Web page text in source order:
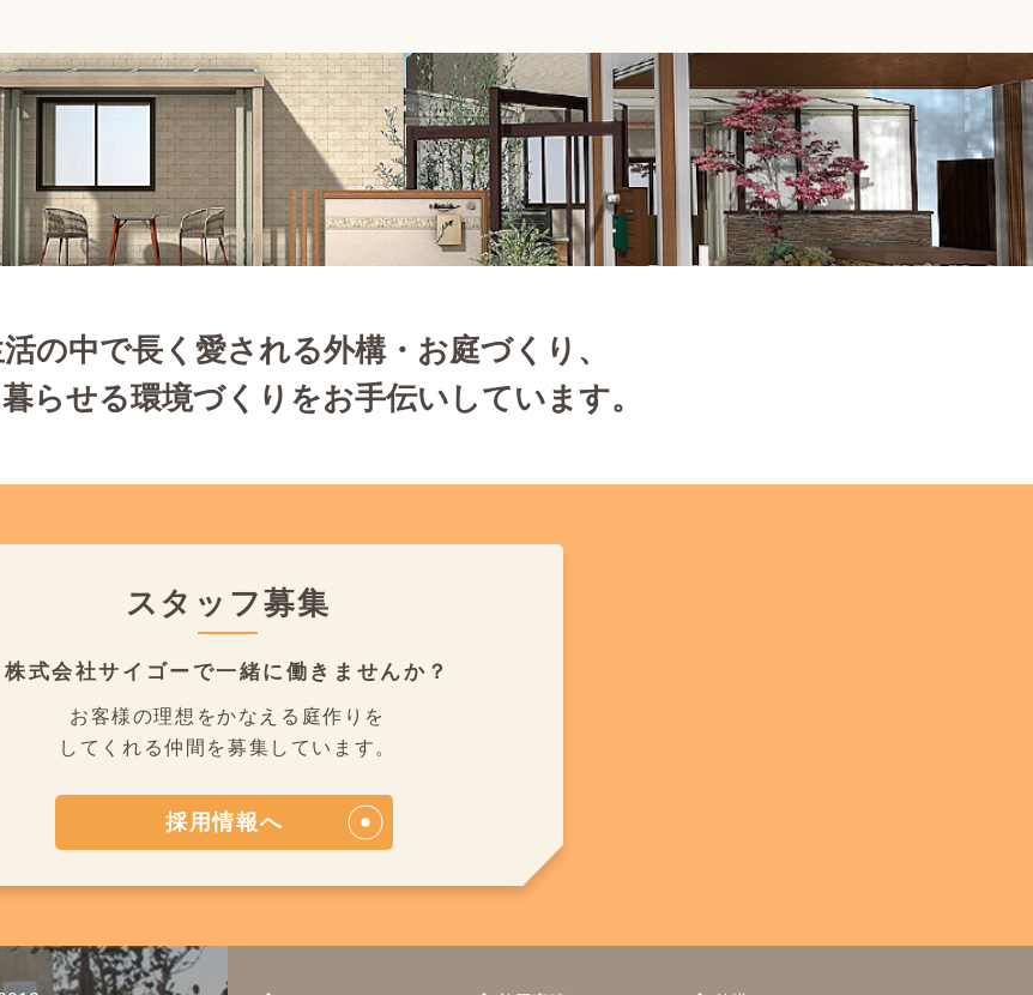
の中で長く愛される外構・お庭づくり、
らせる環境づくりをお手伝いしています。
スタッフ募集
株式会社サイゴーで一緒に働きませんか？
お客様の理想をかなえる庭作りを
してくれる仲間を募集しています。
採用情報へ